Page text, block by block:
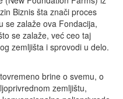
Biznis šta znači proces
se zalaže ova Fondacija,
se zalaže, već ceo taj
zemljišta i sprovodi u delo.
brine o svemu, o
zemljištu,